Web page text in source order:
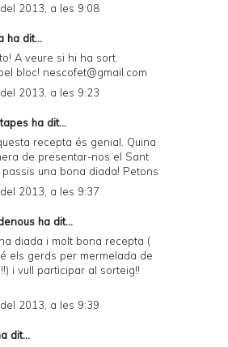
2013, a les 9:08
ha dit...
A veure si hi ha sort.
bloc! nescofet@gmail.com
2013, a les 9:23
ha dit...
recepta és genial. Quina
de presentar-nos el Sant
passis una bona diada! Petons
2013, a les 9:37
ha dit...
diada i molt bona recepta (
els gerds per mermelada de
i vull participar al sorteig!!
2013, a les 9:39
dit...